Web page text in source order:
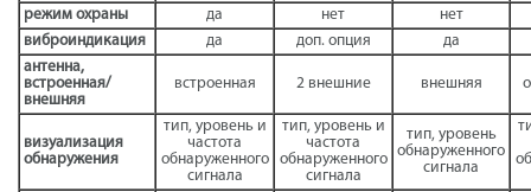
режим охраны да нет
нет
виброиндикация
да доп. опция
да
антенна,
встроенная/
внешняя
встроенная 2 внешние внешняя
визуализация
обнаружения
тип, уровень и
частота
обнаруженного
сигнала
тип, уровень и
частота
обнаруженного
сигнала
тип, уровень
обнаруженного
сигнала